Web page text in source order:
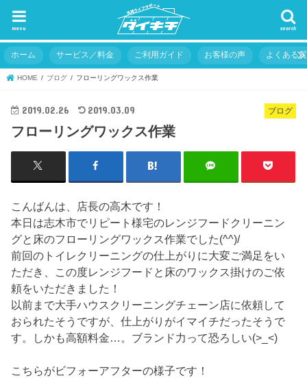
search
menu
ホーム サービス／料金 ご利用ガイド お客様の声 よくある
HOME ブログ フローリングワックス作業
ブログ
2019.02.26 2019.03.09
フローリングワックス作業
こんばんは、店長の高木です！
本日は志木市でリピート様宅のレンジフードクリーニン
グと床のフローリングワックス作業でした(^^)/
前回のトイレクリーニングの仕上がりに大変ご満足をい
ただき、この度レンジフードと床のワックス掛けのご依
頼をいただきました！
以前まで大手ハウスクリーニングチェーン店に依頼して
おられたそうですが、仕上がりがイマイチだったそうで
す。しかも高額料金…。ブランド力って恐ろしい(>_<)
こちらがビフォーアフターの様子です！